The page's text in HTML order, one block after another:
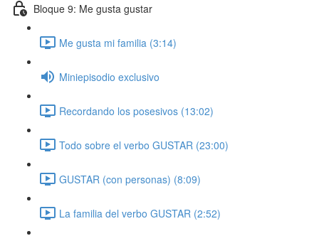
Bloque 9: Me gusta gustar
Me gusta mi familia (3:14)
Miniepisodio exclusivo
Recordando los posesivos (13:02)
Todo sobre el verbo GUSTAR (23:00)
GUSTAR (con personas) (8:09)
La familia del verbo GUSTAR (2:52)